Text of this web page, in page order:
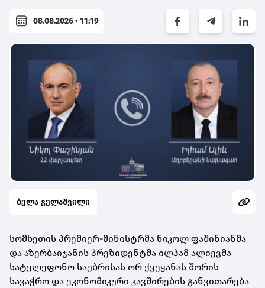
08.08.2026 • 11:19
ბელა გელაშვილი
სომხეთის პრემიერ-მინისტრმა ნიკოლ ფაშინიანმა
და აზერბაიჯანის პრეზიდენტმა ილჰამ ალიევმა
სატელეფონო საუბრისას ორ ქვეყანას შორის
სავაჭრო და ეკონომიკური კავშირების განვითარება